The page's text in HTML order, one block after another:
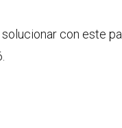
con este